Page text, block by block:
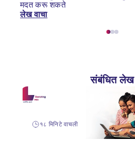
मदत करू शकते
लेख वाचा
संबंधित लेख
१८ मिनिटे वाचली